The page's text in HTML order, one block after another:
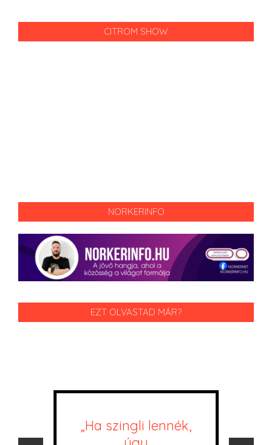
CITROM SHOW
NORKERINFO
EZT OLVASTAD MÁR?
„Ha szingli lennék,